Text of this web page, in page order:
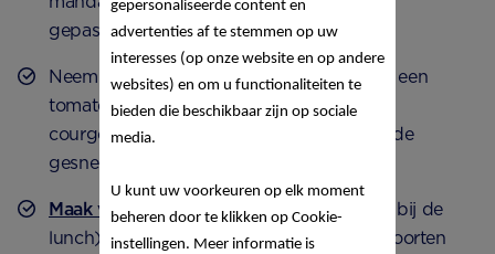
gepasteuriseerde melk)
Neem een soep bij de lunch, bijvoorbeeld een
tomaten- of pompoensoep, wortel- of
courgettesoep of een soep vol verschillende
gesneden groenten
Maak van een eieens een boerenomelet (bij de
lunch). Daarin kun je mooi verschillende soorten
gepersonaliseerde content en
advertenties af te stemmen op uw
interesses (op onze website en op andere
websites) en om u functionaliteiten te
bieden die beschikbaar zijn op sociale
media.
U kunt uw voorkeuren op elk moment
beheren door te klikken op Cookie-
instellingen. Meer informatie is